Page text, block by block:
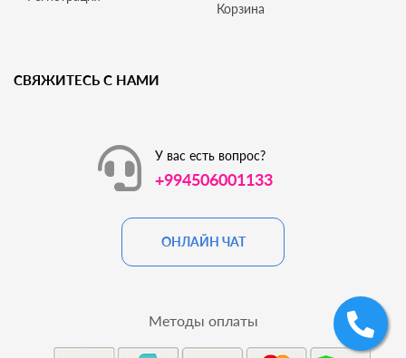
Корзина
СВЯЖИТЕСЬ С НАМИ
У вас есть вопрос?
+994506001133
ОНЛАЙН ЧАТ
Методы оплаты